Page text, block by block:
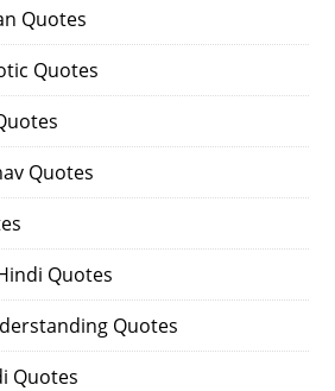
Quotes
Quotes
Quotes
Quotes
Quotes
Quotes